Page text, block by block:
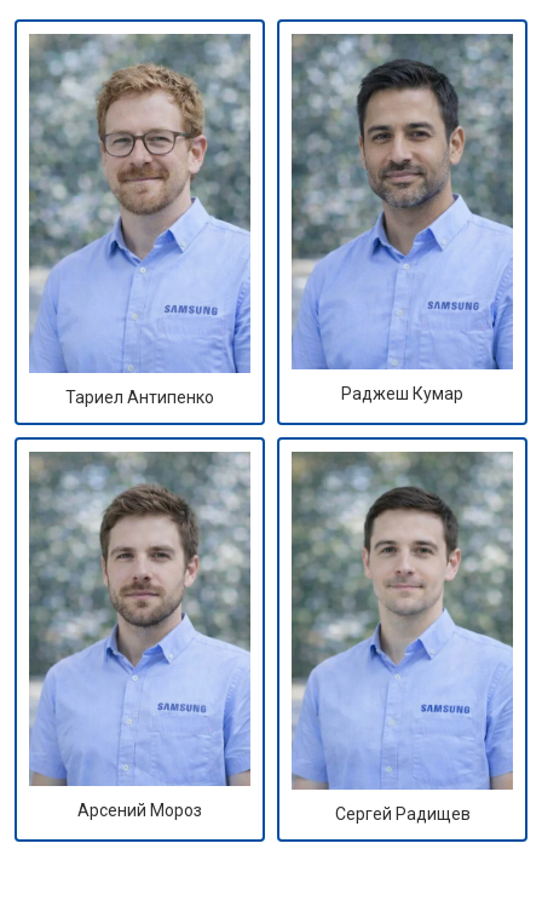
Тариел Антипенко Раджеш Кумар
Арсений Мороз Сергей Радищев